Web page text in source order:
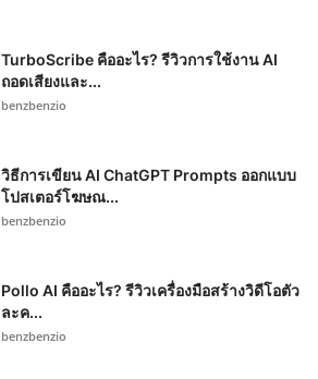
TurboScribe คืออะไร? รีวิวการใช้งาน AI
ถอดเสียงและ...
benzbenzio
วิธีการเขียน AI ChatGPT Prompts ออกแบบ
โปสเตอร์โฆษณ...
benzbenzio
Pollo AI คืออะไร? รีวิวเครื่องมือสร้างวิดีโอตัว
ละค...
benzbenzio